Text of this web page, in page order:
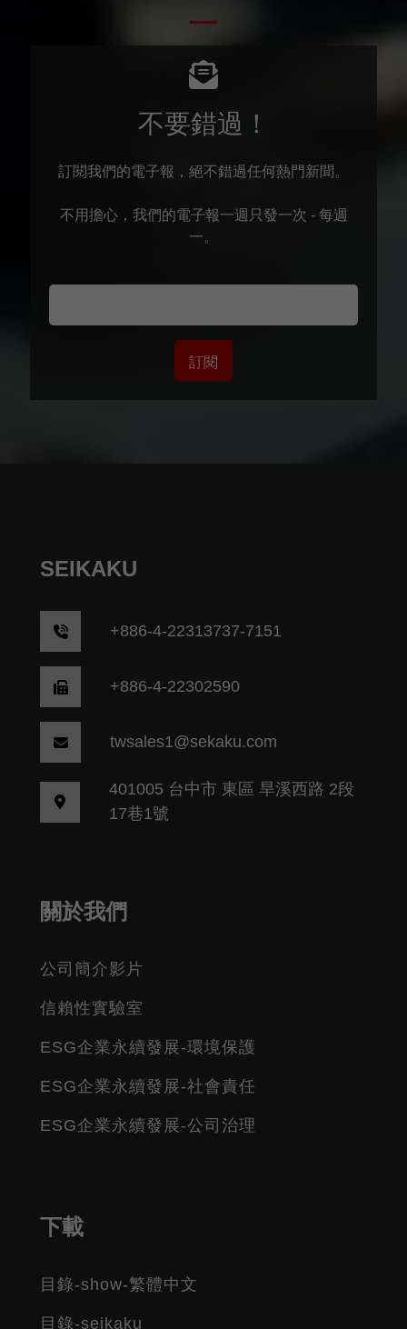
不要錯過！
訂閱我們的電子報，絕不錯過任何熱門新聞。
不用擔心，我們的電子報一週只發一次 - 每週
一。
訂閱
SEIKAKU
+886-4-22313737-7151
+886-4-22302590
twsales1@sekaku.com
401005 台中市 東區 旱溪西路 2段
17巷1號
關於我們
公司簡介影片
信賴性實驗室
ESG企業永續發展-環境保護
ESG企業永續發展-社會責任
ESG企業永續發展-公司治理
下載
目錄-show-繁體中文
目錄-seikaku